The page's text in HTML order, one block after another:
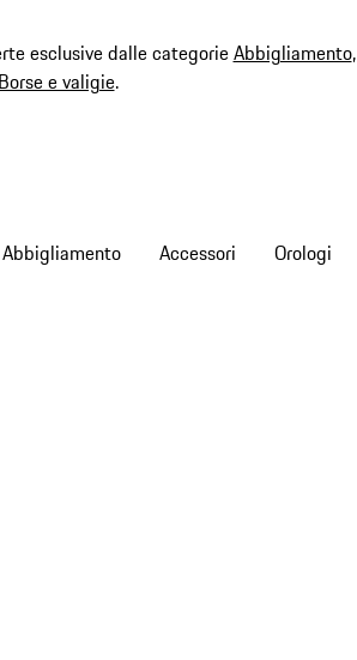
esclusive dalle categorieAbbigliamento,
Borse e valigie.
Abbigliamento Accessori Orologi